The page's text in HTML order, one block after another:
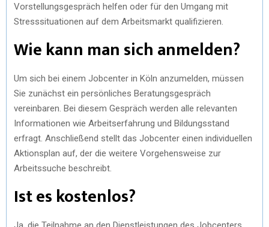
Vorstellungsgespräch helfen oder für den Umgang mit
Stresssituationen auf dem Arbeitsmarkt qualifizieren.
Wie kann man sich anmelden?
Um sich bei einem Jobcenter in Köln anzumelden, müssen
Sie zunächst ein persönliches Beratungsgespräch
vereinbaren. Bei diesem Gespräch werden alle relevanten
Informationen wie Arbeitserfahrung und Bildungsstand
erfragt. Anschließend stellt das Jobcenter einen individuellen
Aktionsplan auf, der die weitere Vorgehensweise zur
Arbeitssuche beschreibt.
Ist es kostenlos?